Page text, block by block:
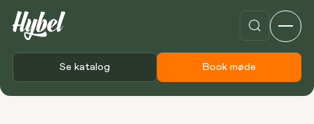
Se katalog Book møde